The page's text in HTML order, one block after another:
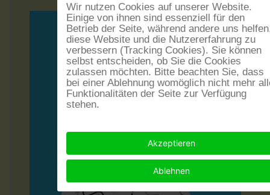
Wir nutzen Cookies auf unserer Website.
Einige von ihnen sind essenziell für den
Betrieb der Seite, während andere uns
diese Website und die Nutzererfahrung zu
verbessern (Tracking Cookies). Sie können
selbst entscheiden, ob Sie die Cookies
zulassen möchten. Bitte beachten Sie, dass
bei einer Ablehnung womöglich nicht mehr
Funktionalitäten der Seite zur Verfügung
stehen.
Akzeptieren
Ablehnen